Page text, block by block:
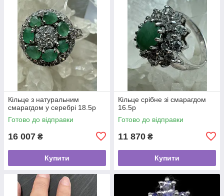
Кільце з натуральним
смарагдом у серебрі 18.5p
Готово до відправки
16 007 ₴
Купити
Кільце срібне зі смарагдом
16.5p
Готово до відправки
11 870 ₴
Купити